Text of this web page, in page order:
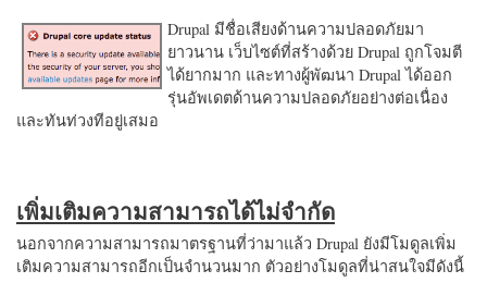
Drupal มีชื่อเสียงด้านความปลอดภัยมา
ยาวนาน เว็บไซต์ที่สร้างด้วย Drupal ถูกโจมตี
ได้ยากมาก และทางผู้พัฒนา Drupal ได้ออก
รุ่นอัพเดตด้านความปลอดภัยอย่างต่อเนื่อง
และทันท่วงทีอยู่เสมอ
เพิ่มเติมความสามารถได้ไม่จำกัด
นอกจากความสามารถมาตรฐานที่ว่ามาแล้ว Drupal ยังมีโมดูลเพิ่ม
เติมความสามารถอีกเป็นจำนวนมาก ตัวอย่างโมดูลที่น่าสนใจมีดังนี้